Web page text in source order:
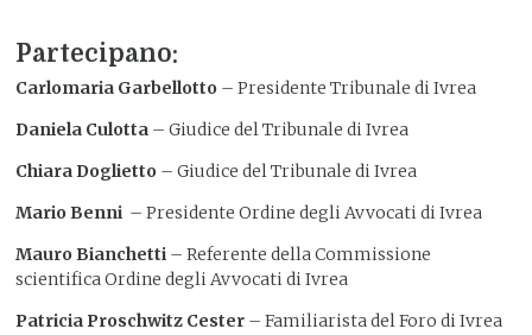
Partecipano:
Carlomaria Garbellotto – Presidente Tribunale di Ivrea
Daniela Culotta – Giudice del Tribunale di Ivrea
Chiara Doglietto – Giudice del Tribunale di Ivrea
Mario Benni – Presidente Ordine degli Avvocati di Ivrea
Mauro Bianchetti – Referente della Commissione
scientifica Ordine degli Avvocati di Ivrea
Patricia Proschwitz Cester – Familiarista del Foro di Ivrea